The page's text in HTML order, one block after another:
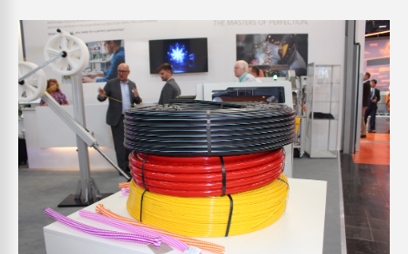
ПЕРЕЙТИ НА